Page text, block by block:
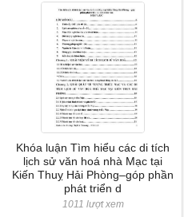
Khóa luận Tìm hiểu các di tích
lịch sử văn hoá nhà Mạc tại
Kiến Thuỵ Hải Phòng–góp phần
phát triển d
1011 lượt xem